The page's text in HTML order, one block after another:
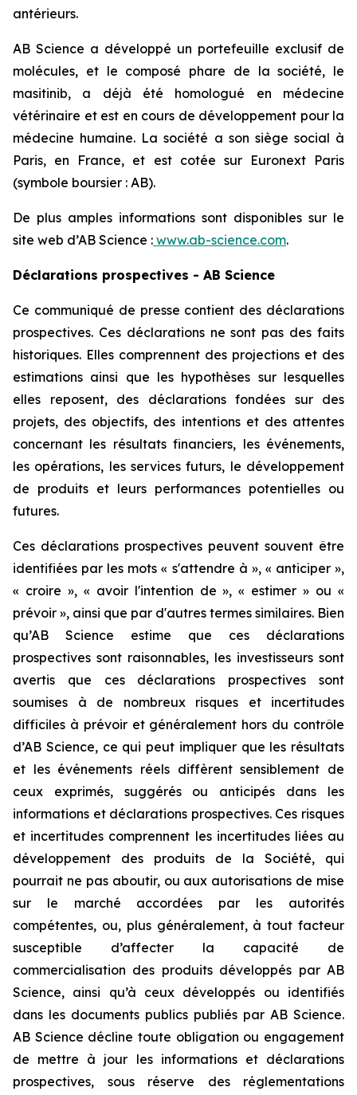
antérieurs.
AB Science a développé un portefeuille exclusif de
molécules, et le composé phare de la société, le
masitinib, a déjà été homologué en médecine
vétérinaire et est en cours de développement pour la
médecine humaine. La société a son siège social à
Paris, en France, et est cotée sur Euronext Paris
(symbole boursier : AB).
De plus amples informations sont disponibles sur le
site web d’AB Science : www.ab-science.com.
Déclarations prospectives - AB Science
Ce communiqué de presse contient des déclarations
prospectives. Ces déclarations ne sont pas des faits
historiques. Elles comprennent des projections et des
estimations ainsi que les hypothèses sur lesquelles
elles reposent, des déclarations fondées sur des
projets, des objectifs, des intentions et des attentes
concernant les résultats financiers, les événements,
les opérations, les services futurs, le développement
de produits et leurs performances potentielles ou
futures.
Ces déclarations prospectives peuvent souvent être
identifiées par les mots « s'attendre à », « anticiper »,
« croire », « avoir l'intention de », « estimer » ou «
prévoir », ainsi que par d'autres termes similaires. Bien
qu’AB Science estime que ces déclarations
prospectives sont raisonnables, les investisseurs sont
avertis que ces déclarations prospectives sont
soumises à de nombreux risques et incertitudes
difficiles à prévoir et généralement hors du contrôle
d’AB Science, ce qui peut impliquer que les résultats
et les événements réels diffèrent sensiblement de
ceux exprimés, suggérés ou anticipés dans les
informations et déclarations prospectives. Ces risques
et incertitudes comprennent les incertitudes liées au
développement des produits de la Société, qui
pourrait ne pas aboutir, ou aux autorisations de mise
sur le marché accordées par les autorités
compétentes, ou, plus généralement, à tout facteur
susceptible d’affecter la capacité de
commercialisation des produits développés par AB
Science, ainsi qu’à ceux développés ou identifiés
dans les documents publics publiés par AB Science.
AB Science décline toute obligation ou engagement
de mettre à jour les informations et déclarations
prospectives, sous réserve des réglementations